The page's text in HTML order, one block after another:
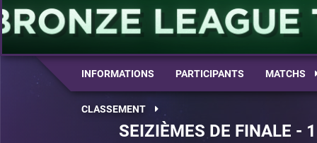
INFORMATIONS PARTICIPANTS MATCHS
CLASSEMENT
SEIZIÈMES DE FINALE